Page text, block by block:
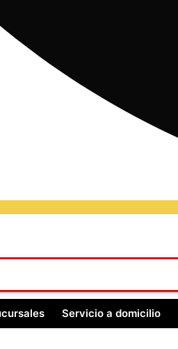
Servicio a domicilio